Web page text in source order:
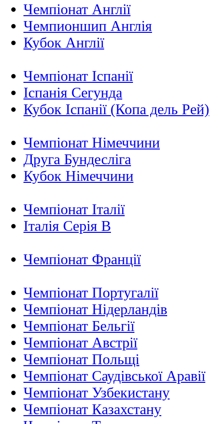
Чемпіонат Англії
Чемпионшип Англія
Кубок Англії
Чемпіонат Іспанії
Іспанія Сегунда
Кубок Іспанії (Копа дель Рей)
Чемпіонат Німеччини
Друга Бундесліга
Кубок Німеччини
Чемпіонат Італії
Італія Серія B
Чемпіонат Франції
Чемпіонат Португалії
Чемпіонат Нідерландiв
Чемпіонат Бельгії
Чемпіонат Австрії
Чемпіонат Польщі
Чемпіонат Саудівської Аравії
Чемпіонат Узбекистану
Чемпіонат Казахстану